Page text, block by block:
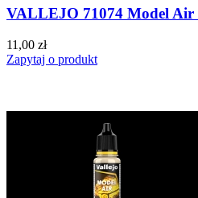
VALLEJO 71074 Model Air
11,00 zł
Zapytaj o produkt